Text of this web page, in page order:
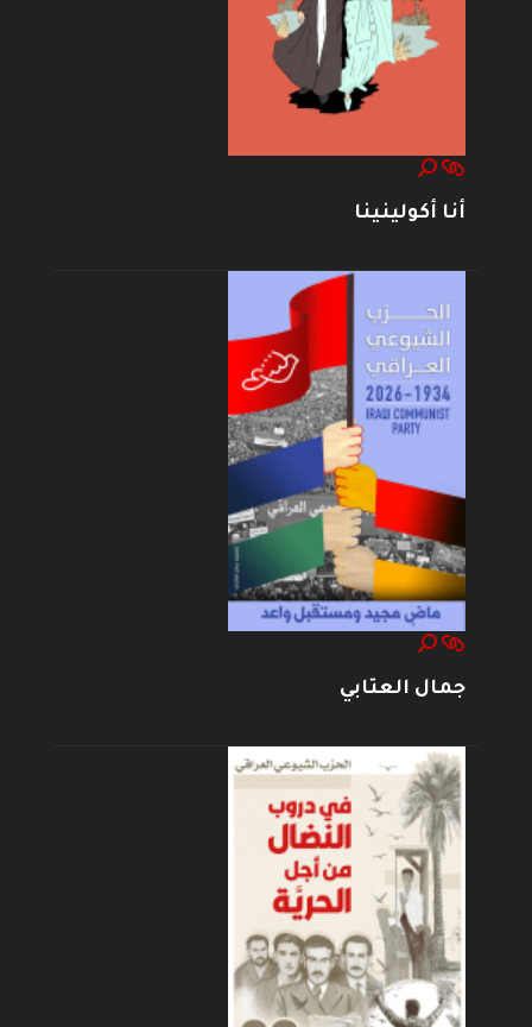
أنا أكولينينا
جمال العتابي